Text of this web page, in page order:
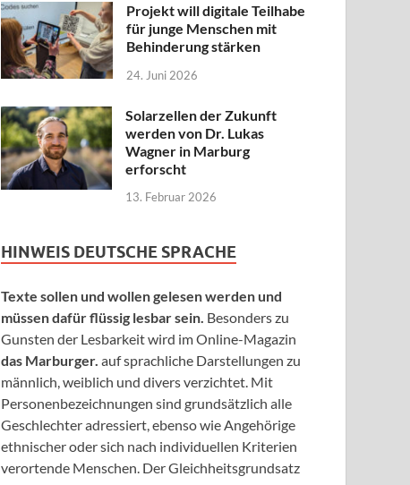
Projekt will digitale Teilhabe
für junge Menschen mit
Behinderung stärken
24. Juni 2026
Solarzellen der Zukunft
werden von Dr. Lukas
Wagner in Marburg
erforscht
13. Februar 2026
HINWEIS DEUTSCHE SPRACHE
Texte sollen und wollen gelesen werden und
müssen dafür flüssig lesbar sein. Besonders zu
Gunsten der Lesbarkeit wird im Online-Magazin
das Marburger. auf sprachliche Darstellungen zu
männlich, weiblich und divers verzichtet. Mit
Personenbezeichnungen sind grundsätzlich alle
Geschlechter adressiert, ebenso wie Angehörige
ethnischer oder sich nach individuellen Kriterien
verortende Menschen. Der Gleichheitsgrundsatz